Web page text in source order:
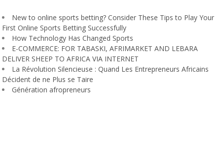
New to online sports betting? Consider These Tips to Play Your
First Online Sports Betting Successfully
How Technology Has Changed Sports
E-COMMERCE: FOR TABASKI, AFRIMARKET AND LEBARA
DELIVER SHEEP TO AFRICA VIA INTERNET
La Révolution Silencieuse : Quand Les Entrepreneurs Africains
Décident de ne Plus se Taire
Génération afropreneurs